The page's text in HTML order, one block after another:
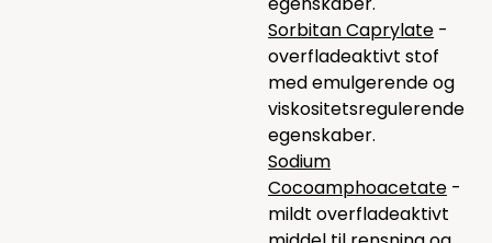
Sorbitan Caprylate -
overfladeaktivt stof
med emulgerende og
viskositetsregulerende
egenskaber.
Sodium
Cocoamphoacetate -
mildt overfladeaktivt